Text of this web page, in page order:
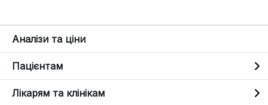
Аналізи та ціни
Пацієнтам
Лікарям та клінікам